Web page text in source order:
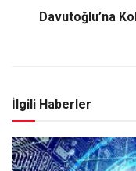
Davutoğlu’na
İlgili Haberler